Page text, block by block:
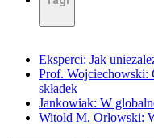
Eksperci: Jak
Prof. Wojciechowski:
składek
Jankowiak: W
Witold M. Orłowski: